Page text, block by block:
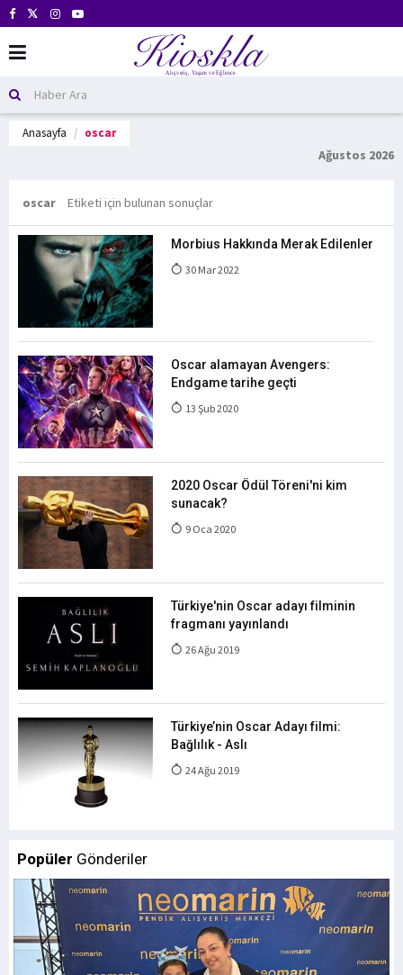
Anasayfa oscar
Ağustos 2026
oscar Etiketi için bulunan sonuçlar
Morbius Hakkında Merak Edilenler
30 Mar 2022
Oscar alamayan Avengers:
Endgame tarihe geçti
13 Şub 2020
2020 Oscar Ödül Töreni'ni kim
sunacak?
9 Oca 2020
Türkiye'nin Oscar adayı filminin
fragmanı yayınlandı
26 Ağu 2019
Türkiye’nin Oscar Adayı filmi:
Bağlılık - Aslı
24 Ağu 2019
Popüler Gönderiler